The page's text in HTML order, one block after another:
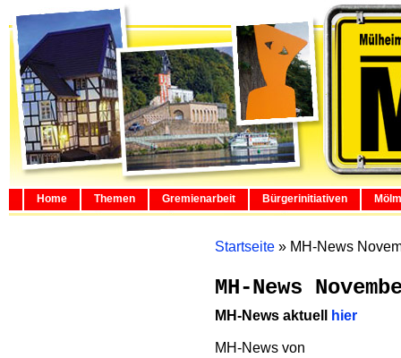
Home Themen Gremienarbeit Bürgerinitiativen
Startseite » MH-News
MH-News
MH-News aktuell hier
MH-News von